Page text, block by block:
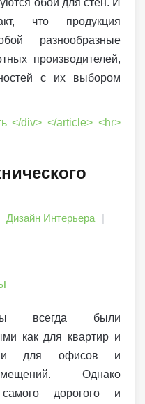
обои для стен. И
что продукция
разнообразные
производителей,
с их выбором
Дизайн Интерьера
всегда были
как для квартир и
и для офисов и
Однако
дорогого и